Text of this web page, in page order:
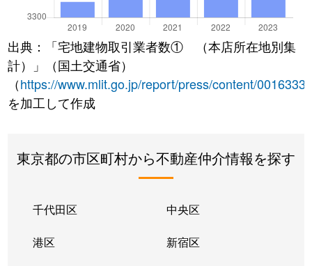
出典：「宅地建物取引業者数① （本店所在地別集
計）」（国土交通省）
（https://www.mlit.go.jp/report/press/content/
を加工して作成
東京都の市区町村から不動産仲介情報を探す
千代田区 中央区
港区 新宿区